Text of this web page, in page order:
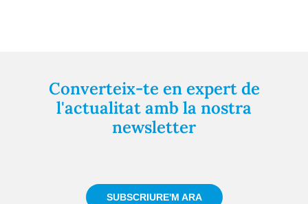
Converteix-te en expert de
l'actualitat amb la nostra
newsletter
SUBSCRIURE'M ARA